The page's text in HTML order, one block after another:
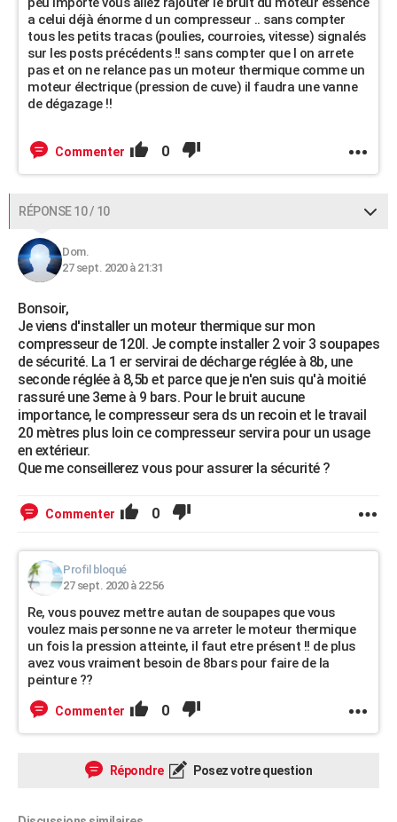
a celui déjà énorme d un compresseur .. sans compter
tous les petits tracas (poulies, courroies, vitesse) signalés
sur les posts précédents !! sans compter que l on arrete
pas et on ne relance pas un moteur thermique comme un
moteur électrique (pression de cuve) il faudra une vanne
de dégazage !!
Commenter 0
RÉPONSE 10 / 10
Dom.
27 sept. 2020 à 21:31
Bonsoir,
Je viens d'installer un moteur thermique sur mon
compresseur de 120l. Je compte installer 2 voir 3 soupapes
de sécurité. La 1 er servirai de décharge réglée à 8b, une
seconde réglée à 8,5b et parce que je n'en suis qu'à moitié
rassuré une 3eme à 9 bars. Pour le bruit aucune
importance, le compresseur sera ds un recoin et le travail
20 mètres plus loin ce compresseur servira pour un usage
en extérieur.
Que me conseillerez vous pour assurer la sécurité ?
Commenter 0
Profil bloqué
27 sept. 2020 à 22:56
Re, vous pouvez mettre autan de soupapes que vous
voulez mais personne ne va arreter le moteur thermique
un fois la pression atteinte, il faut etre présent !! de plus
avez vous vraiment besoin de 8bars pour faire de la
peinture ??
Commenter 0
Répondre Posez votre question